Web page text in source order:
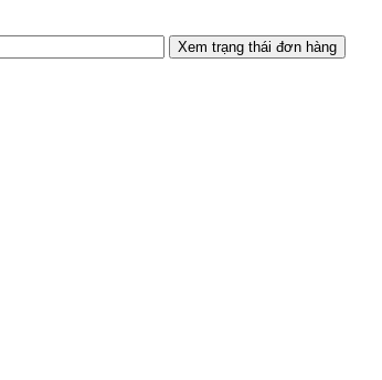
Xem trạng thái đơn hàng